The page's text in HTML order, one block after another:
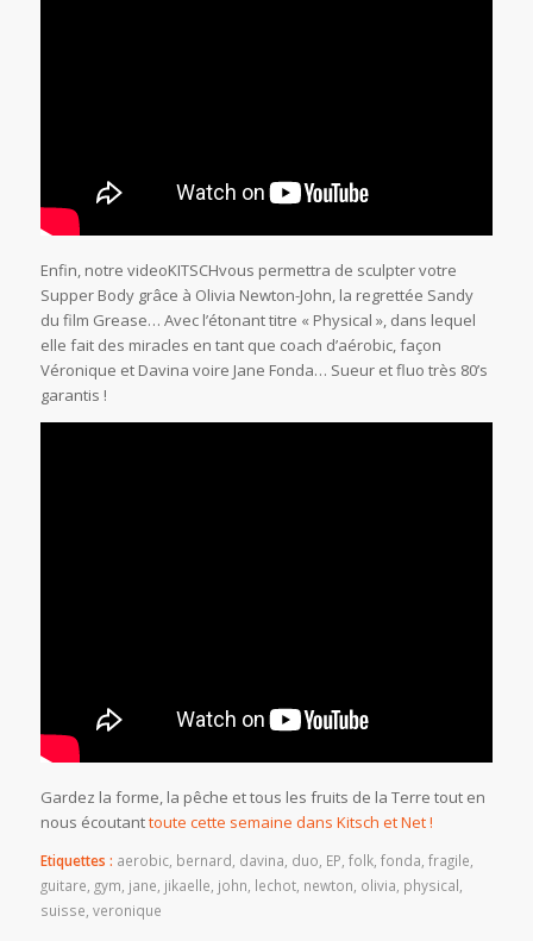
Enfin, notre videoKITSCHvous permettra de sculpter votre
Supper Body grâce à Olivia Newton-John, la regrettée Sandy
du film Grease… Avec l’étonant titre « Physical », dans lequel
elle fait des miracles en tant que coach d’aérobic, façon
Véronique et Davina voire Jane Fonda… Sueur et fluo très 80’s
garantis !
Gardez la forme, la pêche et tous les fruits de la Terre tout en
nous écoutanttoute cette semaine dans Kitsch et Net !
Etiquettes : aerobic, bernard, davina, duo, EP, folk, fonda, fragile,
guitare, gym, jane, jikaelle, john, lechot, newton, olivia, physical,
suisse, veronique